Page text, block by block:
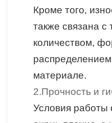
Кроме того,
также связана с
количеством,
материале.
2.Прочность и
Условия